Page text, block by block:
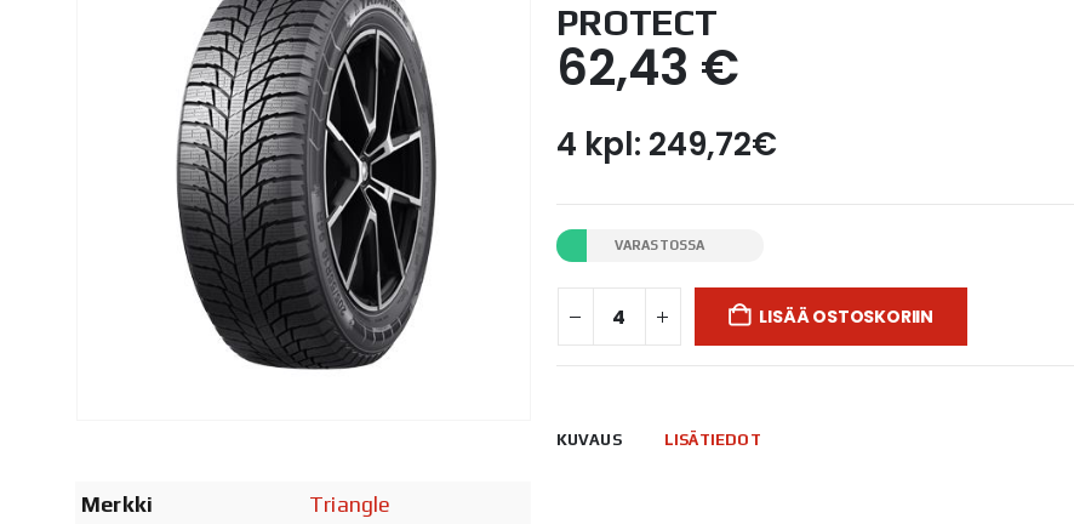
Merkki
Triangle
PROTECT
62,43 €
4 kpl: 249,72€
VARASTOSSA
LISÄÄ OSTOSKORIIN
KUVAUS LISÄTIEDOT